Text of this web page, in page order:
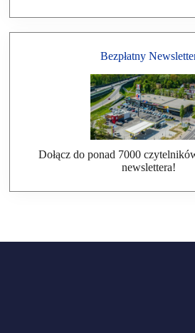
Bezpłatny
Dołącz do ponad 7000
newslettera!